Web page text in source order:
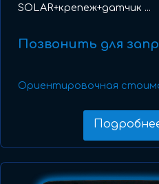
SOLAR+крепеж+датчик ...
Позвонить для
Ориентировочная